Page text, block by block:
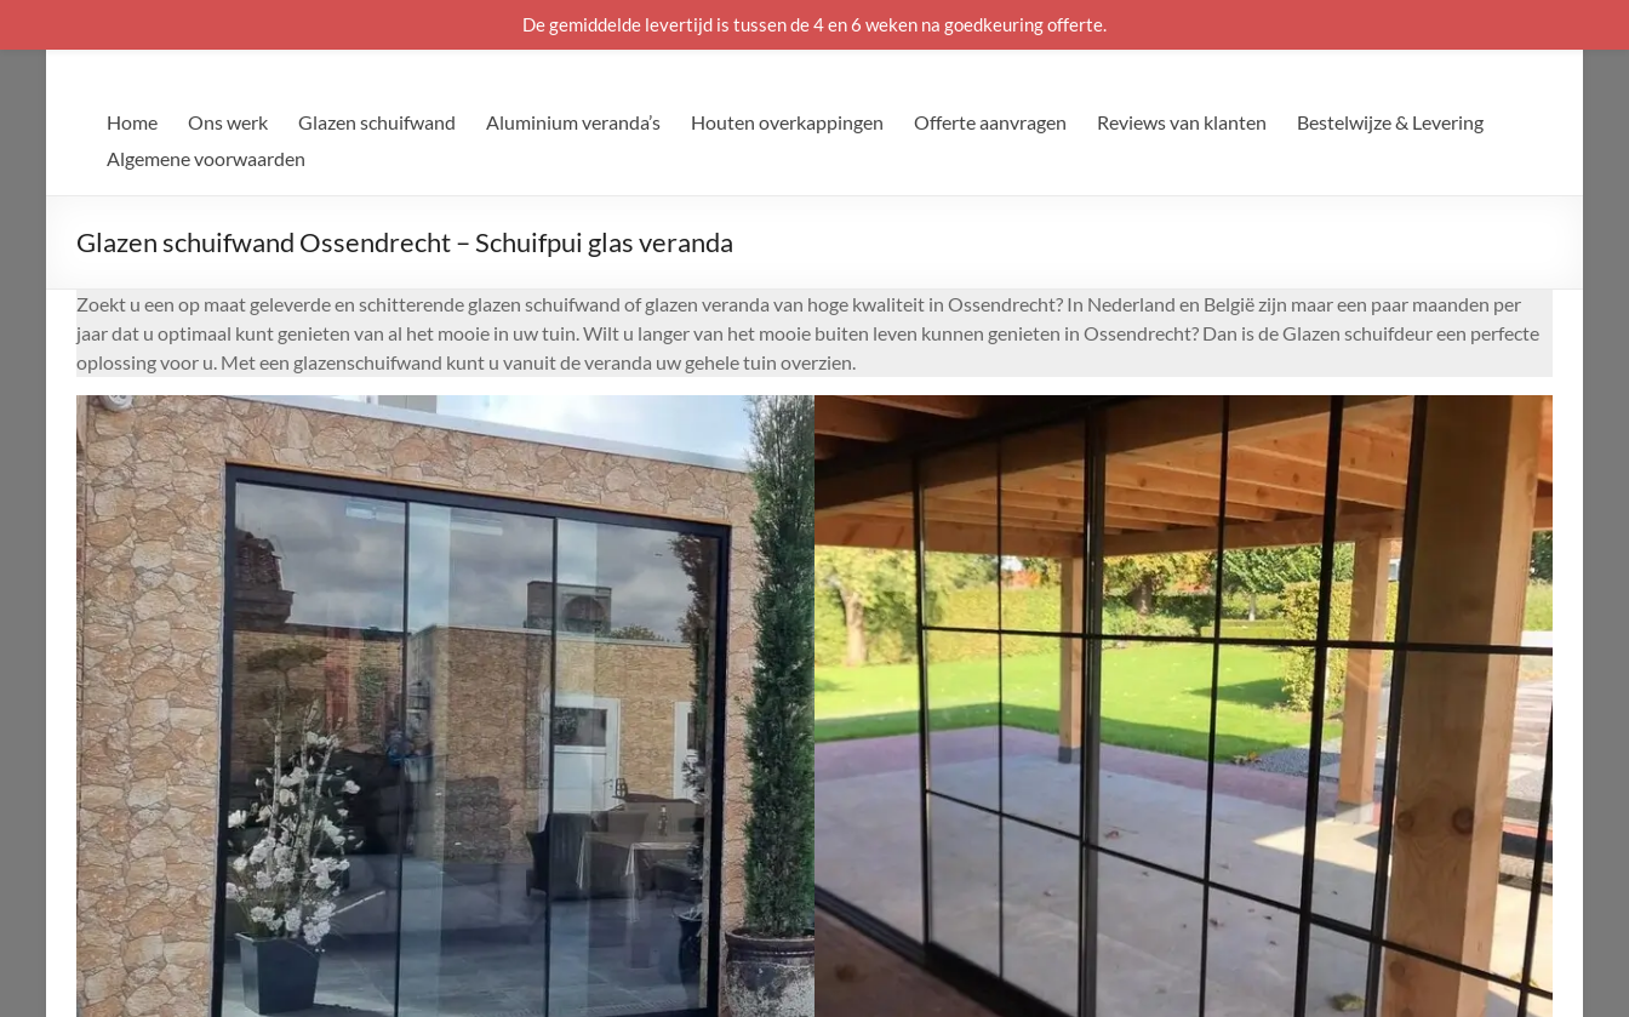
Home Ons werk Glazen schuifwand Aluminium veranda’s Houten overkappingen Offerte aanvragen Reviews van klanten
Bestelwijze & Levering
Algemene voorwaarden
Glazen schuifwand Ossendrecht – Schuifpui glas veranda
Zoekt u een op maat geleverde en schitterende glazen schuifwand of glazen veranda van hoge kwaliteit in Ossendrecht? In Nederland en België zijn maar een paar maanden per
jaar dat u optimaal kunt genieten van al het mooie in uw tuin. Wilt u langer van het mooie buiten leven kunnen genieten in Ossendrecht? Dan is de Glazen schuifdeur een perfecte
oplossing voor u. Met een glazenschuifwand kunt u vanuit de veranda uw gehele tuin overzien.
De gemiddelde levertijd is tussen de 4 en 6 weken na goedkeuring offerte.